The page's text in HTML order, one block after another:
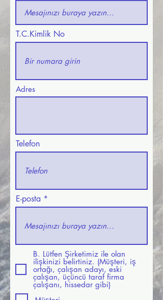
T.C.Kimlik No
Adres
Telefon
E-posta
B. Lütfen Şirketimiz ile olan
ilişkinizi belirtiniz. (Müşteri, iş
ortağı, çalışan adayı, eski
çalışan, üçüncü taraf firma
çalışanı, hissedar gibi)